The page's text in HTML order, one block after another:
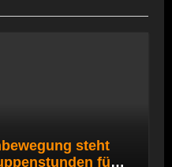
steht
für